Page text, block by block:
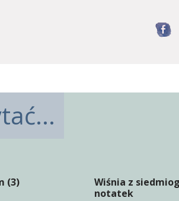
(3)
Wiśnia z
notatek